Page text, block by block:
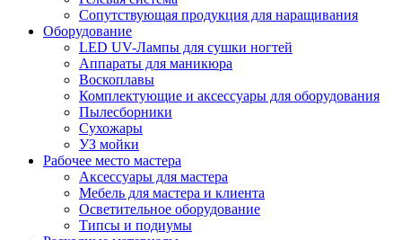
Сопутствующая продукция для наращивания
Оборудование
LED UV-Лампы для сушки ногтей
Аппараты для маникюра
Воскоплавы
Комплектующие и аксессуары для оборудования
Пылесборники
Сухожары
УЗ мойки
Рабочее место мастера
Аксессуары для мастера
Мебель для мастера и клиента
Осветительное оборудование
Типсы и подиумы